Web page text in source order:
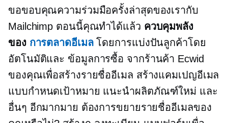
ขอขอบคุณความร่วมมือครั้งล่าสุดของเรากับ
Mailchimp ตอนนี้คุณทำได้แล้ว ควบคุมพลัง
ของ การตลาดอีเมลโดยการแบ่งปันลูกค้าโดย
อัตโนมัติและ ข้อมูลการซื้อ จากร้านค้า Ecwid
ของคุณเพื่อสร้างรายชื่ออีเมล สร้างแคมเปญอีเมล
แบบกำหนดเป้าหมาย แนะนำผลิตภัณฑ์ใหม่ และ
อื่นๆ อีกมากมาย ต้องการขยายรายชื่ออีเมลของ